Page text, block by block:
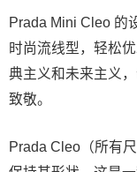
Prada Mini Cleo 的
时尚流线型，轻松
典主义和未来主义
致敬。
Prada Cleo（所有